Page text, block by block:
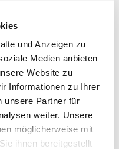
und Anzeigen zu
Medien anbieten
Website zu
Informationen zu Ihrer
unsere Partner für
weiter. Unsere
möglicherweise mit
ihnen bereitgestellt
auch